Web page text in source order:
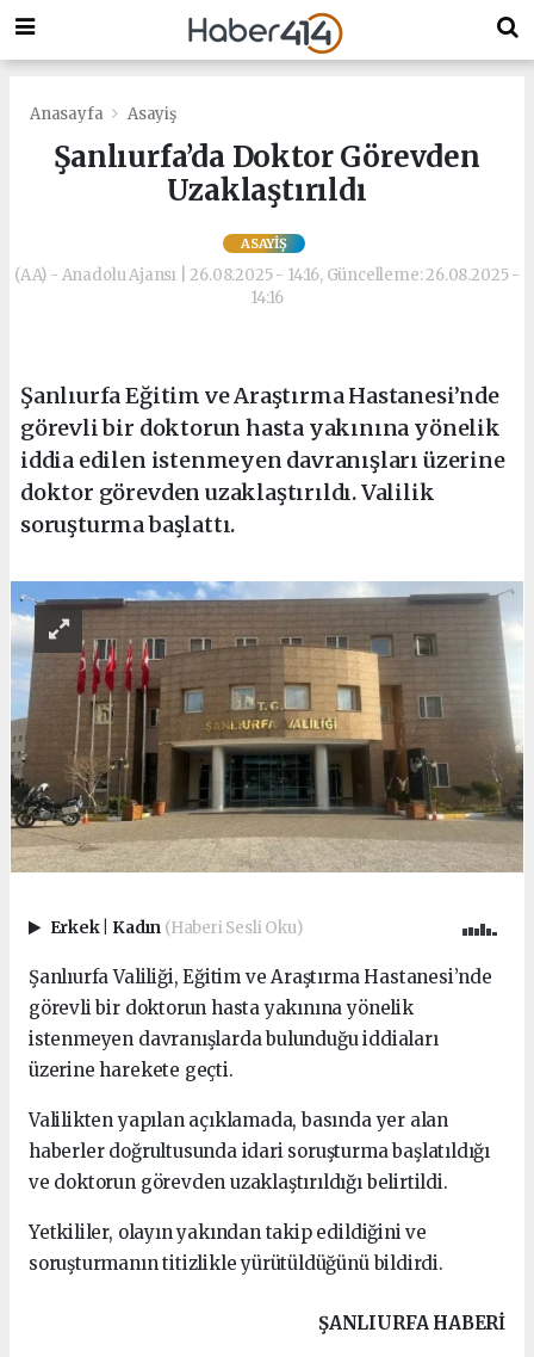
Anasayfa Asayiş
Şanlıurfa’da Doktor Görevden
Uzaklaştırıldı
ASAYIŞ
(AA) - Anadolu Ajansı | 26.08.2025 - 14:16, Güncelleme: 26.08.2025 -
14:16
Şanlıurfa Eğitim ve Araştırma Hastanesi’nde
görevli bir doktorun hasta yakınına yönelik
iddia edilen istenmeyen davranışları üzerine
doktor görevden uzaklaştırıldı. Valilik
soruşturma başlattı.
Erkek Kadın (Haberi Sesli Oku)
Şanlıurfa Valiliği, Eğitim ve Araştırma Hastanesi’nde
görevli bir doktorun hasta yakınına yönelik
istenmeyen davranışlarda bulunduğu iddiaları
üzerine harekete geçti.
Valilikten yapılan açıklamada, basında yer alan
haberler doğrultusunda idari soruşturma başlatıldığı
ve doktorun görevden uzaklaştırıldığı belirtildi.
Yetkililer, olayın yakından takip edildiğini ve
soruşturmanın titizlikle yürütüldüğünü bildirdi.
ŞANLIURFA HABERİ